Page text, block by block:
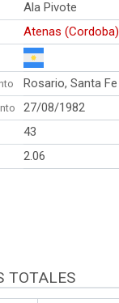
Ala Pivote
Atenas (Cordoba)
Rosario, Santa Fe
27/08/1982
43
2.06
TOTALES